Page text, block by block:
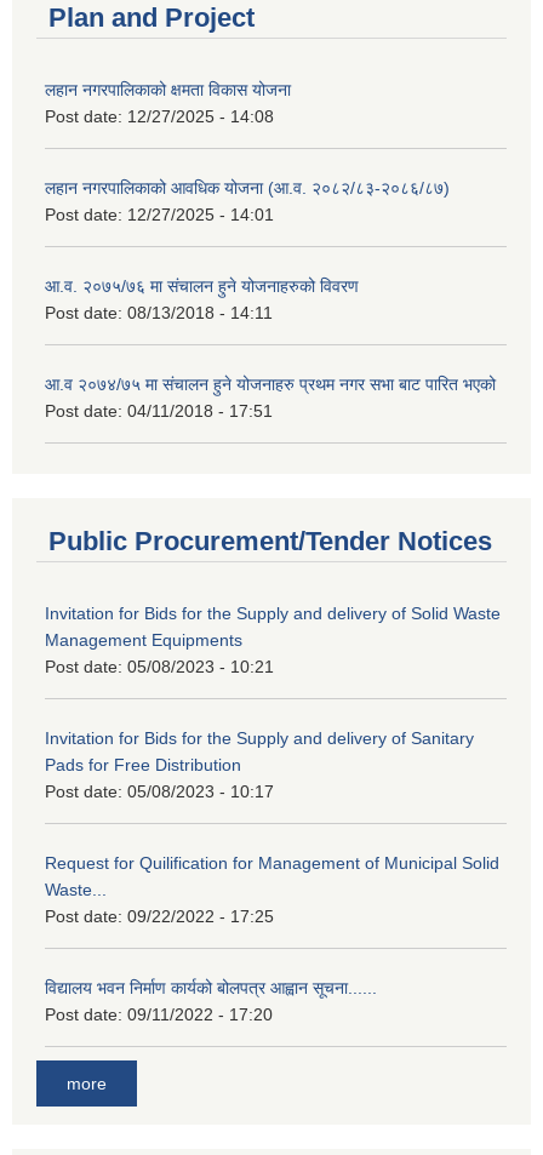
Plan and Project
लहान नगरपालिकाको क्षमता विकास योजना
Post date: 12/27/2025 - 14:08
लहान नगरपालिकाको आवधिक योजना (आ.व. २०८२/८३-२०८६/८७)
Post date: 12/27/2025 - 14:01
आ.व. २०७५/७६ मा संचालन हुने योजनाहरुको विवरण
Post date: 08/13/2018 - 14:11
आ.व २०७४/७५ मा संचालन हुने योजनाहरु प्रथम नगर सभा बाट पारित भएको
Post date: 04/11/2018 - 17:51
Public Procurement/Tender Notices
Invitation for Bids for the Supply and delivery of Solid Waste
Management Equipments
Post date: 05/08/2023 - 10:21
Invitation for Bids for the Supply and delivery of Sanitary
Pads for Free Distribution
Post date: 05/08/2023 - 10:17
Request for Quilification for Management of Municipal Solid
Waste...
Post date: 09/22/2022 - 17:25
विद्यालय भवन निर्माण कार्यको बोलपत्र आह्वान सूचना......
Post date: 09/11/2022 - 17:20
more